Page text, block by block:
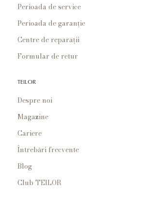
Perioada de service
Perioada de garanție
Centre de reparații
Formular de retur
TEILOR
Despre noi
Magazine
Cariere
Întrebări frecvente
Blog
Club TEILOR